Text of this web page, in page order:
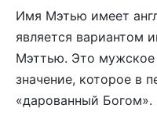
Имя Мэтью имеет
является вариантом
Мэттью. Это
значение, которое в
«дарованный Богом».